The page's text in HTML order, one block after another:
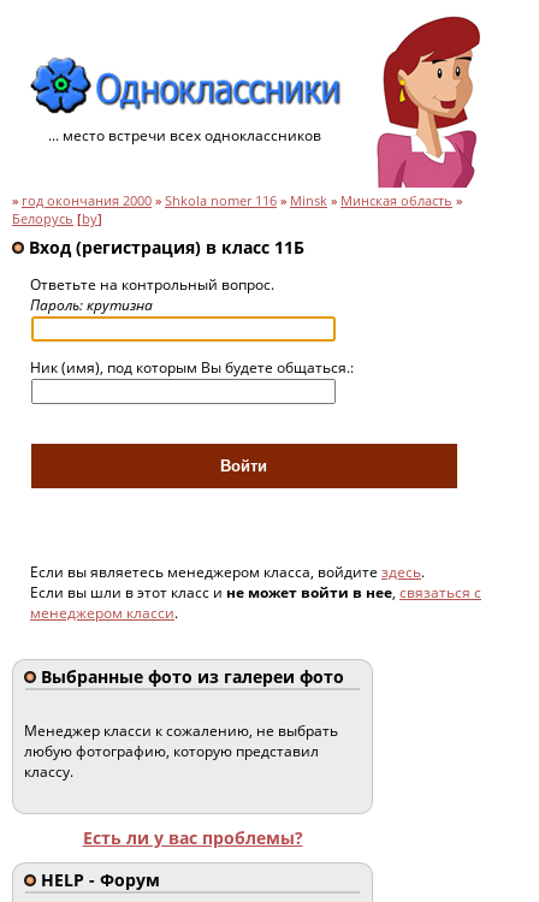
... место встречи всех одноклассников
» год окончания 2000 » Shkola nomer 116 » Minsk » Минская область »
Белорусь [by]
Вход (регистрация) в класс 11Б
Ответьте на контрольный вопрос.
Пароль: крутизна
Ник (имя), под которым Вы будете общаться.:
Если вы являетесь менеджером класса, войдите здесь.
Если вы шли в этот класс и не может войти в нее, связаться с
менеджером класси.
Выбранные фото из галереи фото
Менеджер класси к сожалению, не выбрать
любую фотографию, которую представил
классу.
Есть ли у вас проблемы?
HELP - Форум